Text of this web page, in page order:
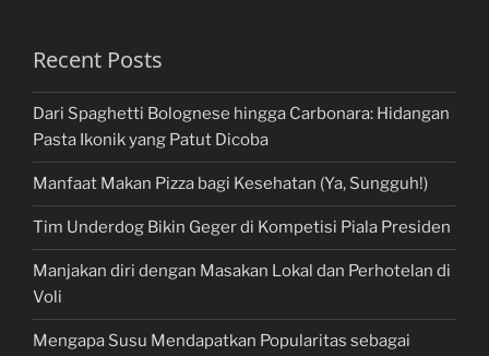
Recent Posts
Dari Spaghetti Bolognese hingga Carbonara: Hidangan
Pasta Ikonik yang Patut Dicoba
Manfaat Makan Pizza bagi Kesehatan (Ya, Sungguh!)
Tim Underdog Bikin Geger di Kompetisi Piala Presiden
Manjakan diri dengan Masakan Lokal dan Perhotelan di
Voli
Mengapa Susu Mendapatkan Popularitas sebagai